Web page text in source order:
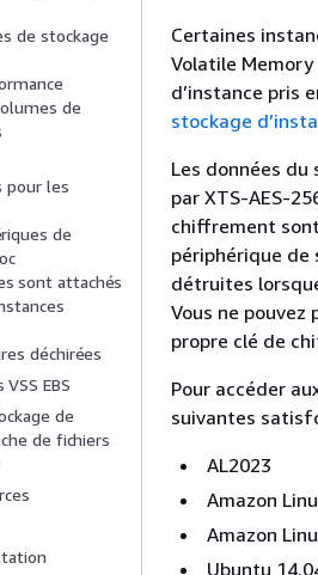
de stockage
de
pour les
de
sont attachés
déchirées
EBS
de
de fichiers
Certaines
Volatile
d’instance pris
stockage
Les données
par XTS-AES-
chiffrement
périphérique de
détruites
Vous ne
propre clé de
Pour accéder
suivantes
AL2023
Amazon
Amazon
Ubuntu